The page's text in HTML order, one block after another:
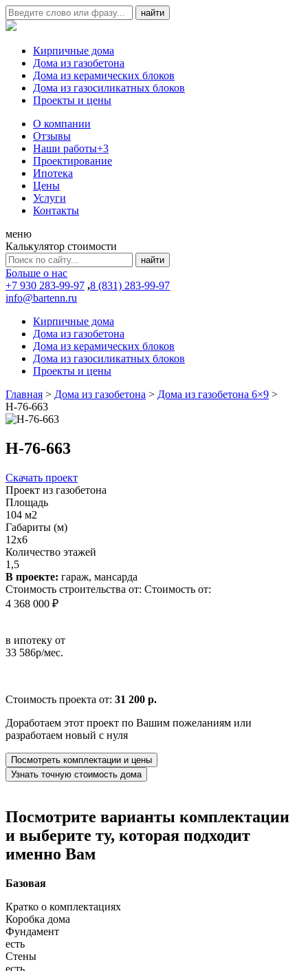
Кирпичные дома
Дома из газобетона
Дома из керамических блоков
Дома из газосиликатных блоков
Проекты и цены
О компании
Отзывы
Наши работы+3
Проектирование
Ипотека
Цены
Услуги
Контакты
меню
Калькулятор стоимости
Больше о нас
+7 930 283-99-97 ,8 (831) 283-99-97
info@bartenn.ru
Кирпичные дома
Дома из газобетона
Дома из керамических блоков
Дома из газосиликатных блоков
Проекты и цены
Главная > Дома из газобетона > Дома из газобетона 6×9 >
Н-76-663
Н-76-663
Скачать проект
Проект из газобетона
Площадь
104 м2
Габариты (м)
12x6
Количество этажей
1,5
В проекте: гараж, мансарда
Стоимость строительства от: Стоимость от:
4 368 000 ₽
в ипотеку от
33 586р/мес.
Стоимость проекта от: 31 200 р.
Доработаем этот проект по Вашим пожеланиям или
разработаем новый с нуля
Посмотреть комплектации и цены
Узнать точную стоимость дома
Посмотрите варианты комплектации
и выберите ту, которая подходит
именно Вам
Базовая
Кратко о комплектациях
Коробка дома
Фундамент
есть
Стены
есть